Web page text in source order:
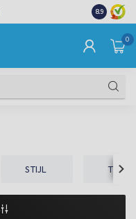
Al 15 jaar
8.9
0
STIJL TYPE